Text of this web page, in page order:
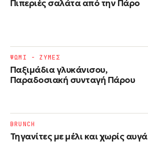
Πιπεριές σαλάτα από την Πάρο
Παξιμάδια γλυκάνισου,
Παραδοσιακή συνταγή Πάρου
ΨΩΜΙ - ΖΥΜΕΣ
Τηγανίτες με μέλι και χωρίς αυγά
BRUNCH